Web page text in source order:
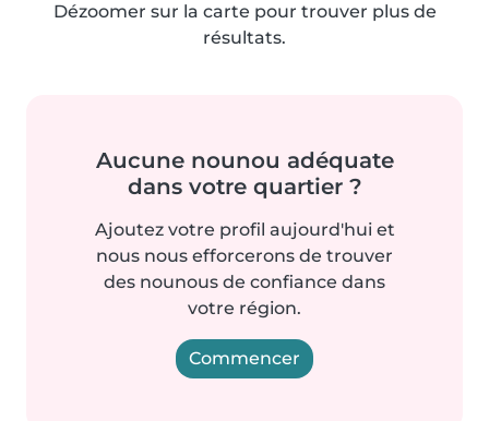
Dézoomer sur la carte pour trouver plus de
résultats.
Aucune nounou adéquate
dans votre quartier ?
Ajoutez votre profil aujourd'hui et
nous nous efforcerons de trouver
des nounous de confiance dans
votre région.
Commencer